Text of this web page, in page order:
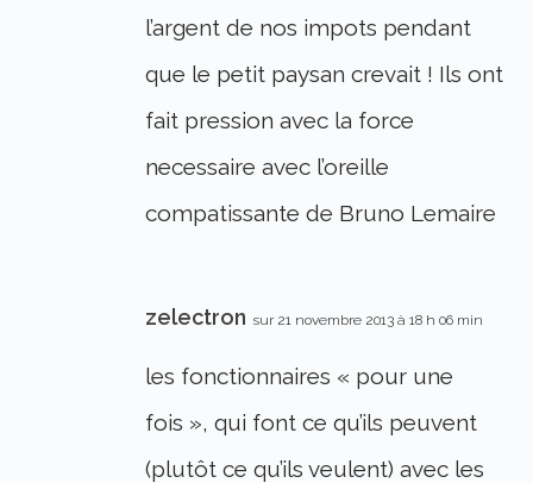
l’argent de nos impots pendant
que le petit paysan crevait ! Ils ont
fait pression avec la force
necessaire avec l’oreille
compatissante de Bruno Lemaire
zelectron sur 21 novembre 2013 à 18 h 06 min
les fonctionnaires « pour une
fois », qui font ce qu’ils peuvent
(plutôt ce qu’ils veulent) avec les